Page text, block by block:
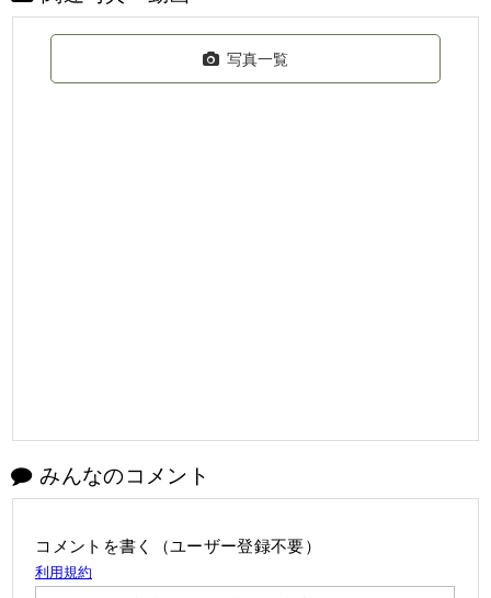
写真一覧
みんなのコメント
コメントを書く（ユーザー登録不要）